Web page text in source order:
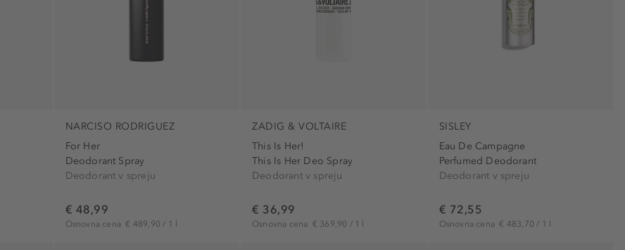
NARCISO RODRIGUEZ
For Her
Deodorant Spray
Deodorant v spreju
€ 48,99
Osnovna cena € 489,90 / 1 l
ZADIG & VOLTAIRE
This Is Her!
This Is Her Deo Spray
Deodorant v spreju
€ 36,99
Osnovna cena € 369,90 / 1 l
SISLEY
Eau De Campagne
Perfumed Deodorant
Deodorant v spreju
€ 72,55
Osnovna cena € 483,70 / 1 l